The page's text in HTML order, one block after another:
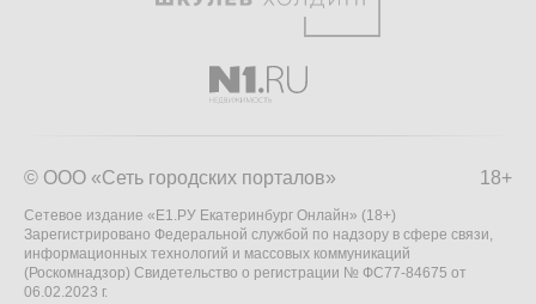
18+
© ООО «Сеть городских порталов»
Сетевое издание «Е1.РУ Екатеринбург Онлайн» (18+)
Зарегистрировано Федеральной службой по надзору в сфере связи,
информационных технологий и массовых коммуникаций
(Роскомнадзор) Свидетельство о регистрации № ФС77-84675 от
06.02.2023 г.